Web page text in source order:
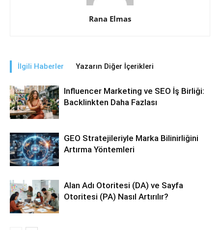
Rana Elmas
İlgili Haberler Yazarın Diğer İçerikleri
Influencer Marketing ve SEO İş Birliği:
Backlinkten Daha Fazlası
GEO Stratejileriyle Marka Bilinirliğini
Artırma Yöntemleri
Alan Adı Otoritesi (DA) ve Sayfa
Otoritesi (PA) Nasıl Artırılır?